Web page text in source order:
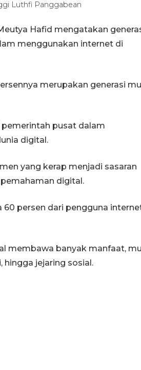
Luthfi Panggabean
Hafid mengatakan
menggunakan internet di
merupakan generasi
pusat dalam
digital.
yang kerap menjadi sasaran
digital.
persen dari pengguna
membawa banyak manfaat,
hingga jejaring sosial.